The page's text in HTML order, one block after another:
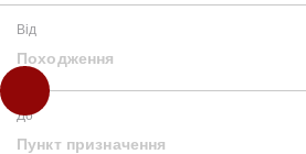
Від
Походження
До
Пункт призначення